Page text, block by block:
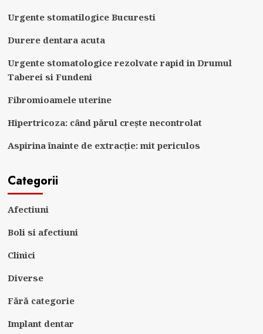
Urgente stomatilogice Bucuresti
Durere dentara acuta
Urgente stomatologice rezolvate rapid in Drumul
Taberei si Fundeni
Fibromioamele uterine
Hipertricoza: când părul crește necontrolat
Aspirina înainte de extracție: mit periculos
Categorii
Afectiuni
Boli si afectiuni
Clinici
Diverse
Fără categorie
Implant dentar